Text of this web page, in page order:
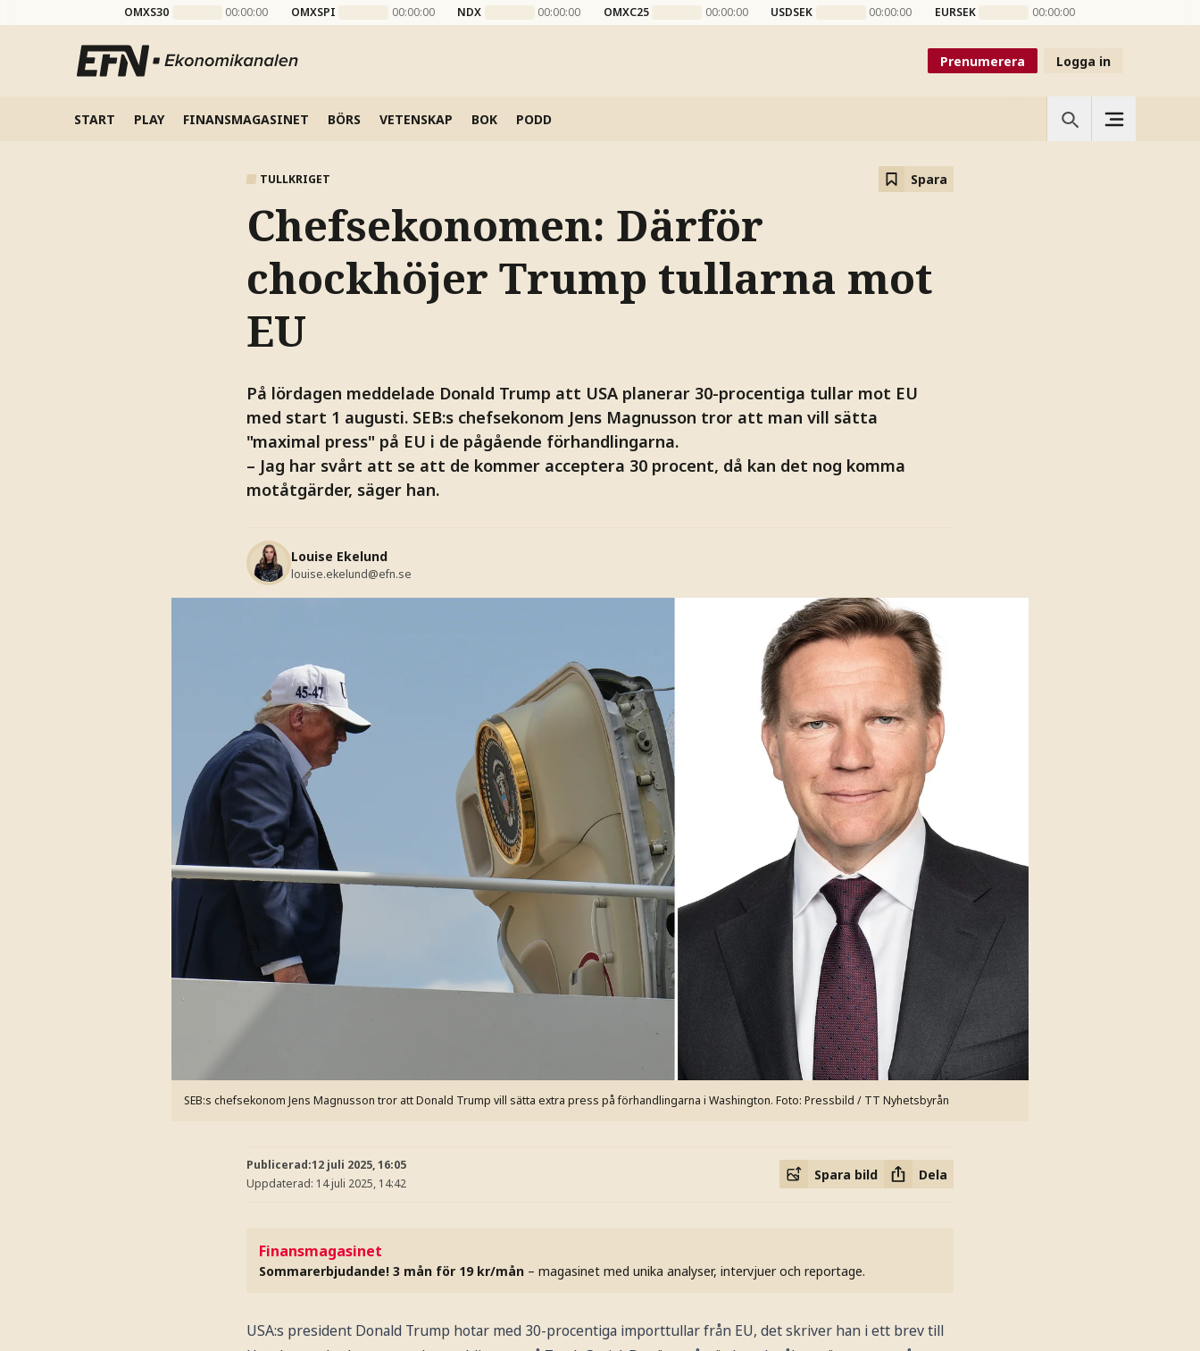
OMXS30 00:00:00 OMXSPI 00:00:00 NDX 00:00:00 OMXC25 00:00:00 USDSEK 00:00:00 EURSEK 00:00:00
Prenumerera Logga in
START PLAY FINANSMAGASINET BÖRS VETENSKAP BOK PODD
TULLKRIGET Spara
Chefsekonomen: Därför
chockhöjer Trump tullarna mot
EU
På lördagen meddelade Donald Trump att USA planerar 30-procentiga tullar mot EU
med start 1 augusti. SEB:s chefsekonom Jens Magnusson tror att man vill sätta
"maximal press" på EU i de pågående förhandlingarna.
– Jag har svårt att se att de kommer acceptera 30 procent, då kan det nog komma
motåtgärder, säger han.
Louise Ekelund
louise.ekelund@efn.se
SEB:s chefsekonom Jens Magnusson tror att Donald Trump vill sätta extra press på förhandlingarna i Washington. Foto: Pressbild / TT Nyhetsbyrån
Publicerad:12 juli 2025, 16:05
Uppdaterad: 14 juli 2025, 14:42
Spara bild Dela
Finansmagasinet
Sommarerbjudande! 3 mån för 19 kr/mån – magasinet med unika analyser, intervjuer och reportage.
USA:s president Donald Trump hotar med 30-procentiga importtullar från EU, det skriver han i ett brev till